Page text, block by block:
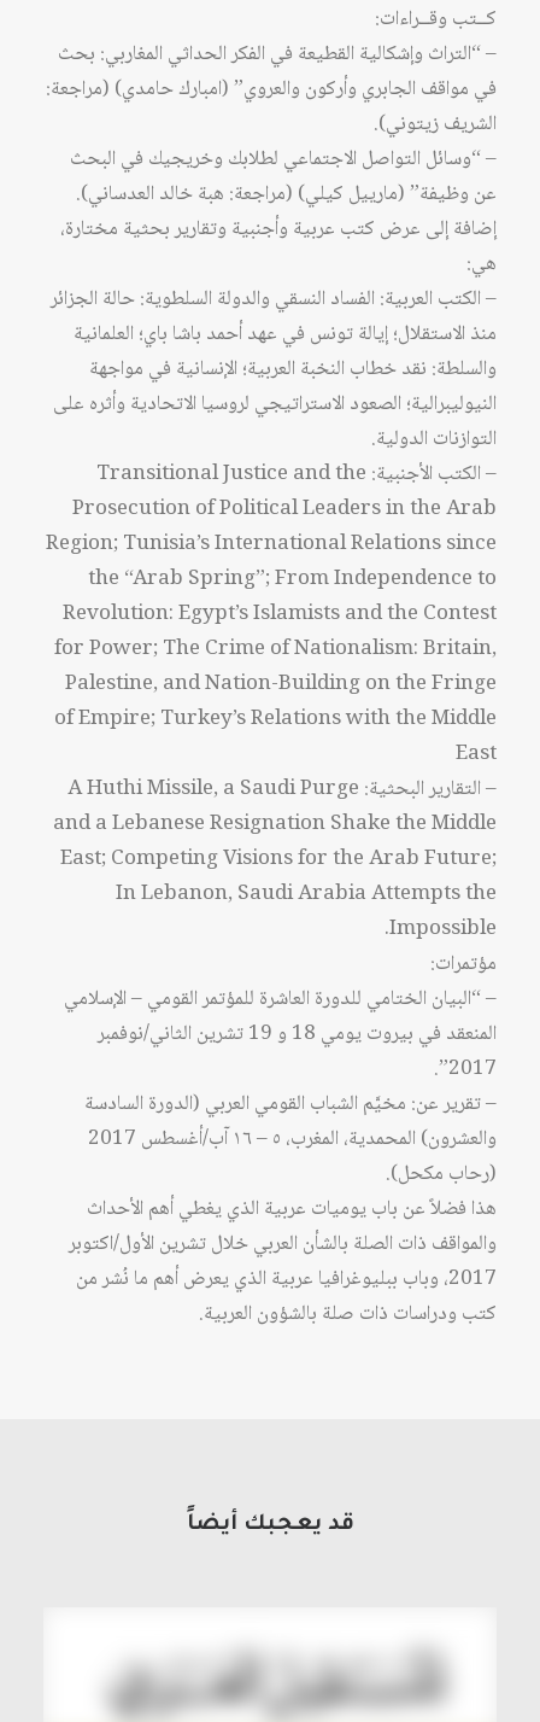
كــتب وقــراءات:
– “التراث وإشكالية القطيعة في الفكر الحداثي المغاربي: بحث
في مواقف الجابري وأركون والعروي” (امبارك حامدي) (مراجعة:
الشريف زيتوني).
– “وسائل التواصل الاجتماعي لطلابك وخريجيك في البحث
عن وظيفة” (مارييل كيلي) (مراجعة: هبة خالد العدساني).
إضافة إلى عرض كتب عربية وأجنبية وتقارير بحثية مختارة،
هي:
– الكتب العربية: الفساد النسقي والدولة السلطوية: حالة الجزائر
منذ الاستقلال؛ إيالة تونس في عهد أحمد باشا باي؛ العلمانية
والسلطة: نقد خطاب النخبة العربية؛ الإنسانية في مواجهة
النيوليبرالية؛ الصعود الاستراتيجي لروسيا الاتحادية وأثره على
التوازنات الدولية.
– الكتب الأجنبية: Transitional Justice and the
Prosecution of Political Leaders in the Arab
Region; Tunisia’s International Relations since
the “Arab Spring”; From Independence to
Revolution: Egypt’s Islamists and the Contest
for Power; The Crime of Nationalism: Britain,
Palestine, and Nation-Building on the Fringe
of Empire; Turkey’s Relations with the Middle
East
– التقارير البحثية: A Huthi Missile, a Saudi Purge
and a Lebanese Resignation Shake the Middle
East; Competing Visions for the Arab Future;
In Lebanon, Saudi Arabia Attempts the
Impossible.
مؤتمرات:
– “البيان الختامي للدورة العاشرة للمؤتمر القومي – الإسلامي
المنعقد في بيروت يومي 18 و 19 تشرين الثاني/نوفمبر
2017”.
– تقرير عن: مخيَّم الشباب القومي العربي (الدورة السادسة
والعشرون) المحمدية، المغرب، ٥ – ١٦ آب/أغسطس 2017
(رحاب مكحل).
هذا فضلاً عن باب يوميات عربية الذي يغطي أهم الأحداث
والمواقف ذات الصلة بالشأن العربي خلال تشرين الأول/اكتوبر
2017، وباب ببليوغرافيا عربية الذي يعرض أهم ما نُشر من
كتب ودراسات ذات صلة بالشؤون العربية.
قد يعجبك أيضاً